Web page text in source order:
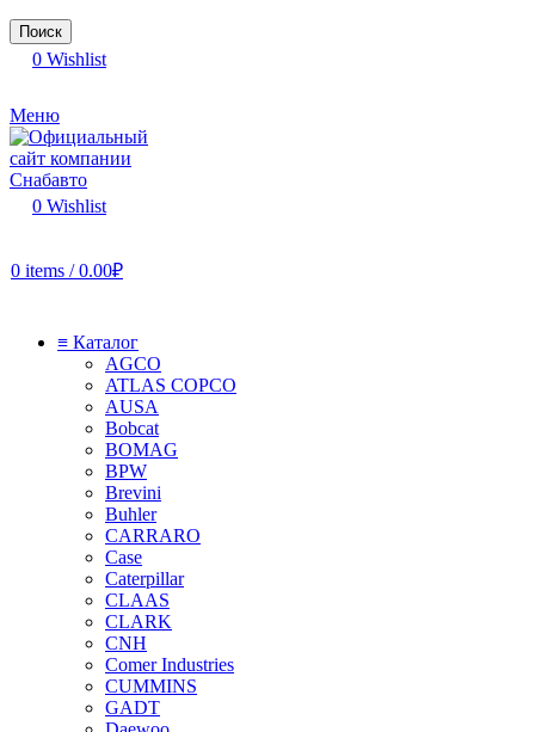
Поиск
0 Wishlist
Меню
0 Wishlist
0 items / 0.00₽
≡ Каталог
AGCO
ATLAS COPCO
AUSA
Bobcat
BOMAG
BPW
Brevini
Buhler
CARRARO
Case
Caterpillar
CLAAS
CLARK
CNH
Comer Industries
CUMMINS
GADT